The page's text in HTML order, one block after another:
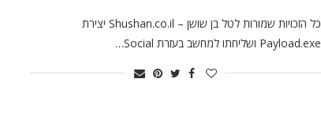
כל הזכויות שמורות לטל בן שושן – Shushan.co.il יצירת
Payload.exe ושליחתו למחשב בעזרת Social…